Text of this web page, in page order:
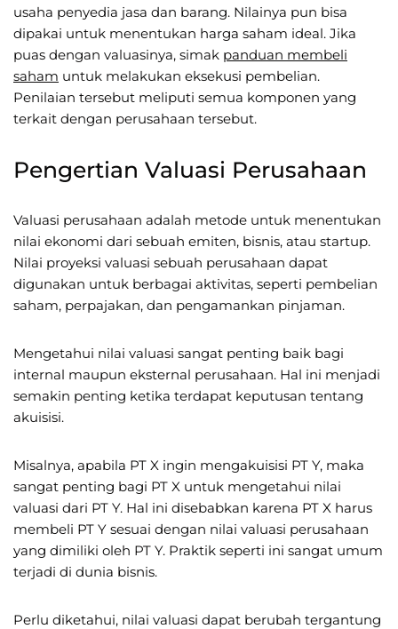
usaha penyedia jasa dan barang. Nilainya pun bisa
dipakai untuk menentukan harga saham ideal. Jika
puas dengan valuasinya, simak panduan membeli
saham untuk melakukan eksekusi pembelian.
Penilaian tersebut meliputi semua komponen yang
terkait dengan perusahaan tersebut.
Pengertian Valuasi Perusahaan
Valuasi perusahaan adalah metode untuk menentukan
nilai ekonomi dari sebuah emiten, bisnis, atau startup.
Nilai proyeksi valuasi sebuah perusahaan dapat
digunakan untuk berbagai aktivitas, seperti pembelian
saham, perpajakan, dan pengamankan pinjaman.
Mengetahui nilai valuasi sangat penting baik bagi
internal maupun eksternal perusahaan. Hal ini menjadi
semakin penting ketika terdapat keputusan tentang
akuisisi.
Misalnya, apabila PT X ingin mengakuisisi PT Y, maka
sangat penting bagi PT X untuk mengetahui nilai
valuasi dari PT Y. Hal ini disebabkan karena PT X harus
membeli PT Y sesuai dengan nilai valuasi perusahaan
yang dimiliki oleh PT Y. Praktik seperti ini sangat umum
terjadi di dunia bisnis.
Perlu diketahui, nilai valuasi dapat berubah tergantung